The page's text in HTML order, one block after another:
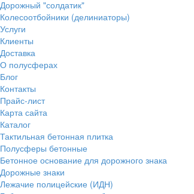
Дорожный "солдатик"
Колесоотбойники (делиниаторы)
Услуги
Клиенты
Доставка
О полусферах
Блог
Контакты
Прайс-лист
Карта сайта
Каталог
Тактильная бетонная плитка
Полусферы бетонные
Бетонное основание для дорожного знака
Дорожные знаки
Лежачие полицейские (ИДН)